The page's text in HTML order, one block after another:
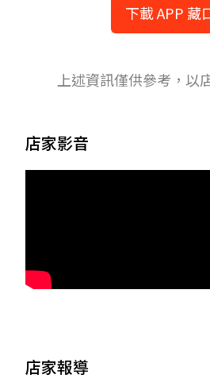
下載 APP 藏
上述資訊僅供參考，以
店家影音
店家報導